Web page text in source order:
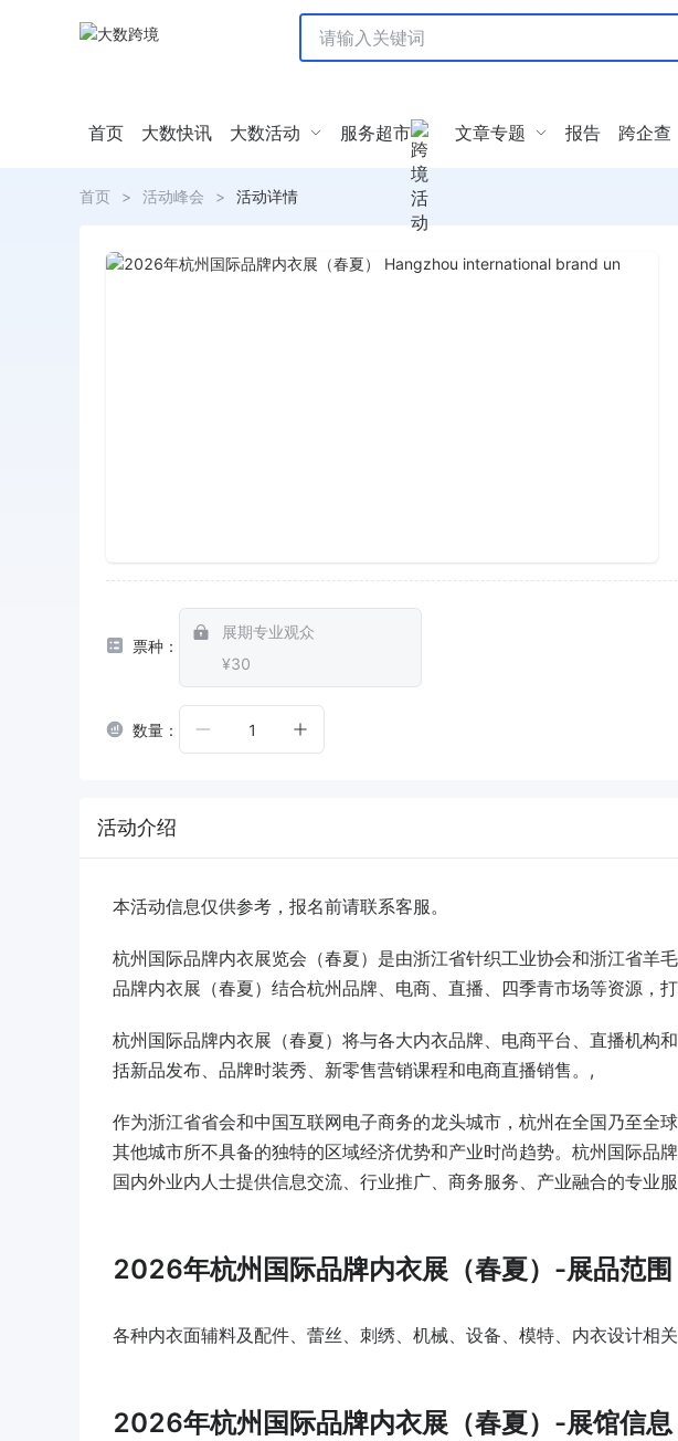
首页 大数快讯 大数活动 服务超市 文章专题 报告 跨企查
首页 > 活动峰会 > 活动详情
票种：
展期专业观众
¥30
数量： 1
活动介绍
本活动信息仅供参考，报名前请联系客服。
杭州国际品牌内衣展览会（春夏）是由浙江省针织工业协会和浙江省羊
品牌内衣展（春夏）结合杭州品牌、电商、直播、四季青市场等资源，
杭州国际品牌内衣展（春夏）将与各大内衣品牌、电商平台、直播机构
括新品发布、品牌时装秀、新零售营销课程和电商直播销售。,
作为浙江省省会和中国互联网电子商务的龙头城市，杭州在全国乃至全
其他城市所不具备的独特的区域经济优势和产业时尚趋势。杭州国际品
国内外业内人士提供信息交流、行业推广、商务服务、产业融合的专业服
2026年杭州国际品牌内衣展（春夏）-展品范围
各种内衣面辅料及配件、蕾丝、刺绣、机械、设备、模特、内衣设计相
2026年杭州国际品牌内衣展（春夏）-展馆信息